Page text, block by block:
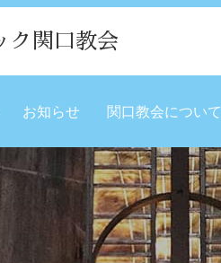
ク関口教会
お知らせ 関口教会について